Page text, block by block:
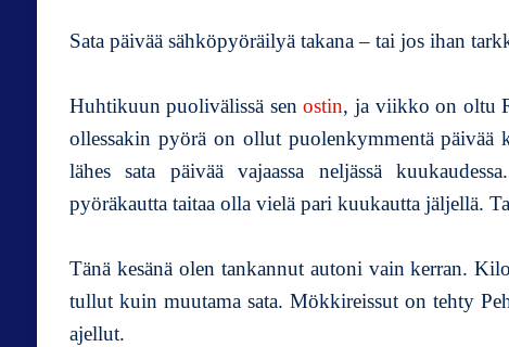
Sata päivää sähköpyöräilyä takana – tai jos ihan
Huhtikuun puolivälissä senostin, ja viikko on oltu
ollessakin pyörä on ollut puolenkymmentä päivää
lähes sata päivää vajaassa neljässä
pyöräkautta taitaa olla vielä pari kuukautta jäljellä.
Tänä kesänä olen tankannut autoni vain kerran.
tullut kuin muutama sata. Mökkireissut on tehty
ajellut.